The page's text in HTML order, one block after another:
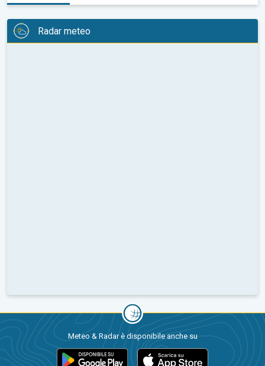
Radar meteo
Meteo & Radar è disponibile anche su